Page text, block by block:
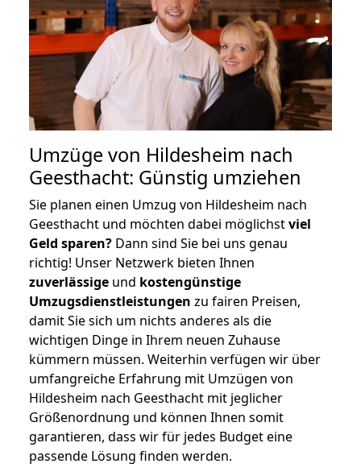
Umzüge von Hildesheim nach
Geesthacht: Günstig umziehen
Sie planen einen Umzug von Hildesheim nach
Geesthacht und möchten dabei möglichstviel
Geld sparen? Dann sind Sie bei uns genau
richtig! Unser Netzwerk bieten Ihnen
zuverlässige und kostengünstige
Umzugsdienstleistungen zu fairen Preisen,
damit Sie sich um nichts anderes als die
wichtigen Dinge in Ihrem neuen Zuhause
kümmern müssen. Weiterhin verfügen wir über
umfangreiche Erfahrung mit Umzügen von
Hildesheim nach Geesthacht mit jeglicher
Größenordnung und können Ihnen somit
garantieren, dass wir für jedes Budget eine
passende Lösung finden werden.